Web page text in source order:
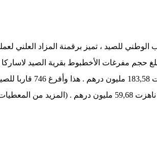
للصيد ، تميز برقمنة المزاد العلني